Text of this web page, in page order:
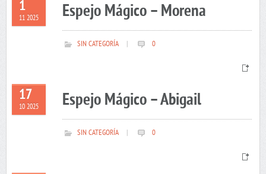
1
11 2025 Espejo Mágico – Morena
SIN CATEGORÍA 0
17
10 2025 Espejo Mágico – Abigail
SIN CATEGORÍA 0